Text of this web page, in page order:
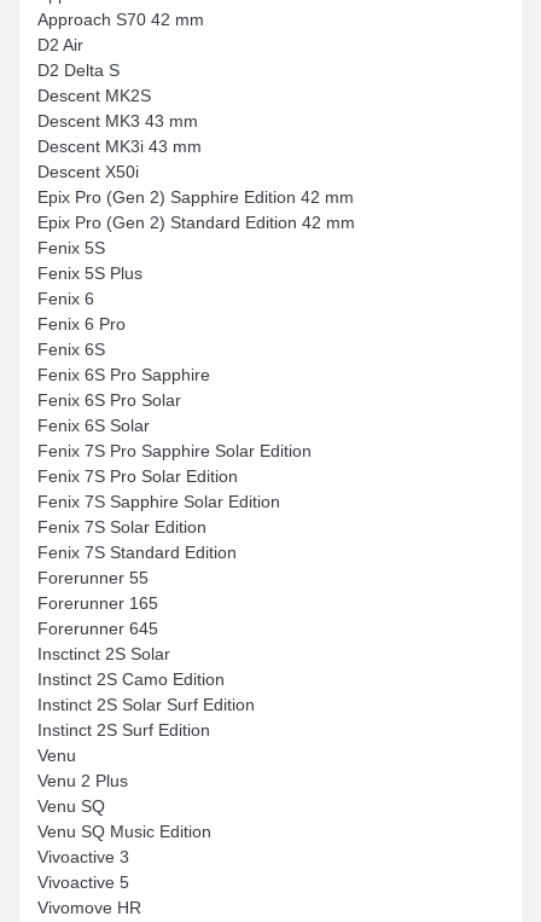
Approach S70 42 mm
D2 Air
D2 Delta S
Descent MK2S
Descent MK3 43 mm
Descent MK3i 43 mm
Descent X50i
Epix Pro (Gen 2) Sapphire Edition 42 mm
Epix Pro (Gen 2) Standard Edition 42 mm
Fenix 5S
Fenix 5S Plus
Fenix 6
Fenix 6 Pro
Fenix 6S
Fenix 6S Pro Sapphire
Fenix 6S Pro Solar
Fenix 6S Solar
Fenix 7S Pro Sapphire Solar Edition
Fenix 7S Pro Solar Edition
Fenix 7S Sapphire Solar Edition
Fenix 7S Solar Edition
Fenix 7S Standard Edition
Forerunner 55
Forerunner 165
Forerunner 645
Insctinct 2S Solar
Instinct 2S Camo Edition
Instinct 2S Solar Surf Edition
Instinct 2S Surf Edition
Venu
Venu 2 Plus
Venu SQ
Venu SQ Music Edition
Vivoactive 3
Vivoactive 5
Vivomove HR